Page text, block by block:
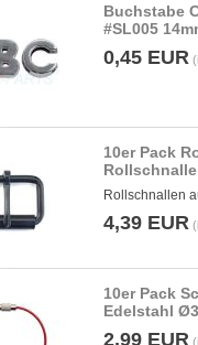
Buchstabe
#SL005
0,45 EUR
10er Pack
Rollschnallen
4,39 EUR
10er Pack
Edelstahl
2,99 EUR